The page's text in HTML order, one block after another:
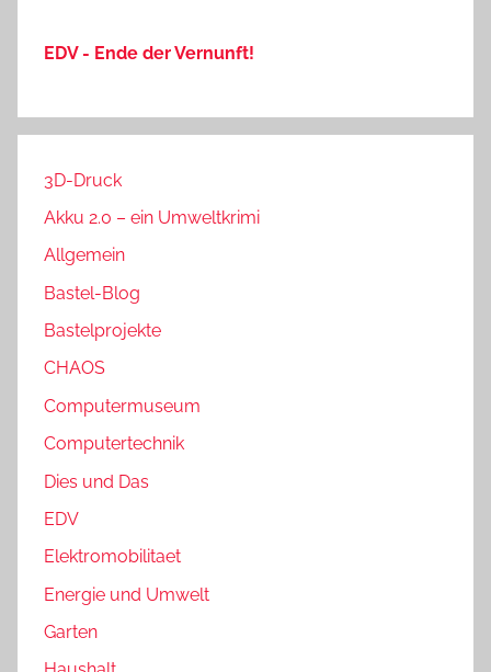
EDV - Ende der Vernunft!
3D-Druck
Akku 2.0 – ein Umweltkrimi
Allgemein
Bastel-Blog
Bastelprojekte
CHAOS
Computermuseum
Computertechnik
Dies und Das
EDV
Elektromobilitaet
Energie und Umwelt
Garten